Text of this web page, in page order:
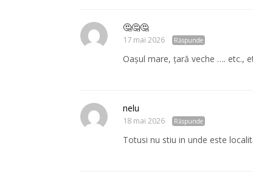
🤔🤔🤔
17 mai 2026 Răspunde
Oașul mare, țară veche …. etc.,
nelu
18 mai 2026 Răspunde
Totusi nu stiu in unde este